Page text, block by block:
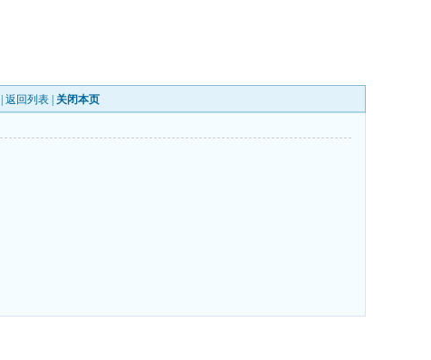
返回列表 关闭本页